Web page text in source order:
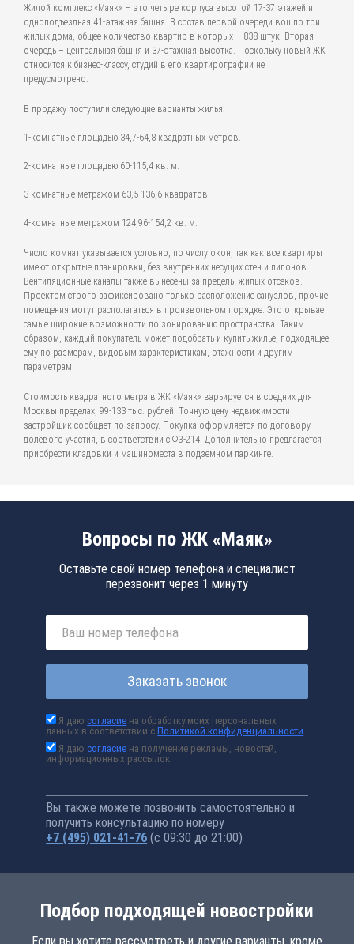
Жилой комплекс «Маяк» – это четыре корпуса высотой 17-37 этажей и
одноподъездная 41-этажная башня. В состав первой очереди вошло три
жилых дома, общее количество квартир в которых – 838 штук. Вторая
очередь – центральная башня и 37-этажная высотка. Поскольку новый ЖК
относится к бизнес-классу, студий в его квартирографии не
предусмотрено.
В продажу поступили следующие варианты жилья:
1-комнатные площадью 34,7-64,8 квадратных метров.
2-комнатные площадью 60-115,4 кв. м.
3-комнатные метражом 63,5-136,6 квадратов.
4-комнатные метражом 124,96-154,2 кв. м.
Число комнат указывается условно, по числу окон, так как все квартиры
имеют открытые планировки, без внутренних несущих стен и пилонов.
Вентиляционные каналы также вынесены за пределы жилых отсеков.
Проектом строго зафиксировано только расположение санузлов, прочие
помещения могут располагаться в произвольном порядке. Это открывает
самые широкие возможности по зонированию пространства. Таким
образом, каждый покупатель может подобрать и купить жилье, подходящее
ему по размерам, видовым характеристикам, этажности и другим
параметрам.
Стоимость квадратного метра в ЖК «Маяк» варьируется в средних для
Москвы пределах, 99-133 тыс. рублей. Точную цену недвижимости
застройщик сообщает по запросу. Покупка оформляется по договору
долевого участия, в соответствии с ФЗ-214. Дополнительно предлагается
приобрести кладовки и машиноместа в подземном паркинге.
Вопросы по ЖК «Маяк»
Оставьте свой номер телефона и специалист
перезвонит через 1 минуту
Заказать звонок
Я даюсогласие на обработку моих персональных
данных в соответствии сПолитикой конфиденциальности
Я даюсогласие на получение рекламы, новостей,
информационных рассылок
Вы также можете позвонить самостоятельно и
получить консультацию по номеру
+7 (495) 021-41-76 (с 09:30 до 21:00)
Подбор подходящей новостройки